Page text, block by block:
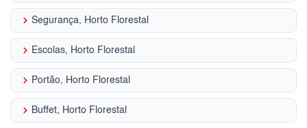
keyboard_arrow_right Segurança, Horto Florestal
keyboard_arrow_right Escolas, Horto Florestal
keyboard_arrow_right Portão, Horto Florestal
keyboard_arrow_right Buffet, Horto Florestal